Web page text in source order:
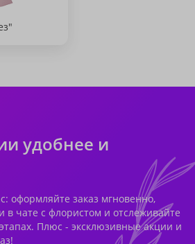
удобнее и
оформляйте заказ мгновенно,
в чате с флористом и отслеживайте
Плюс - эксклюзивные акции и